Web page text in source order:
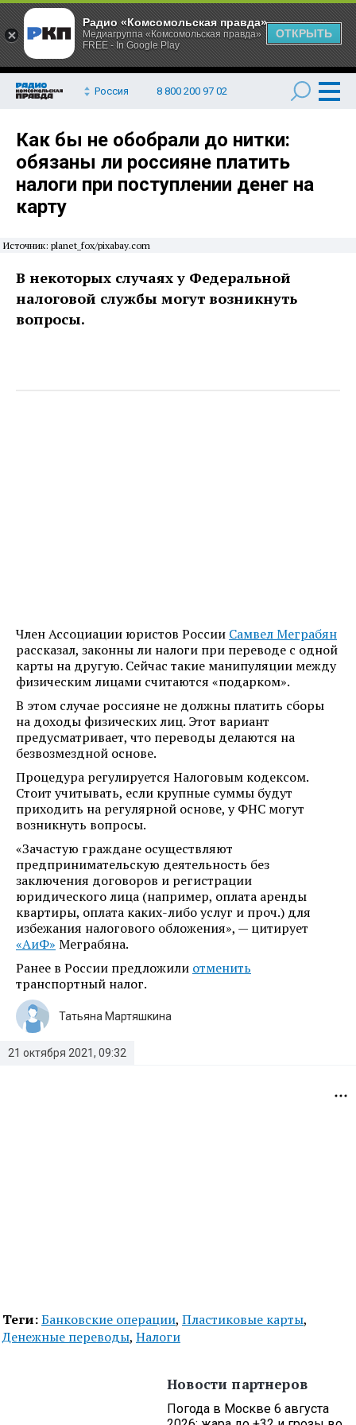
Россия 8 800 200 97 02
Как бы не обобрали до нитки:
обязаны ли россияне платить
налоги при поступлении денег на
карту
Источник: planet_fox/pixabay.com
В некоторых случаях у Федеральной
налоговой службы могут возникнуть
вопросы.
Член Ассоциации юристов России Самвел Меграбян
рассказал, законны ли налоги при переводе с одной
карты на другую. Сейчас такие манипуляции между
физическим лицами считаются «подарком».
В этом случае россияне не должны платить сборы
на доходы физических лиц. Этот вариант
предусматривает, что переводы делаются на
безвозмездной основе.
Процедура регулируется Налоговым кодексом.
Стоит учитывать, если крупные суммы будут
приходить на регулярной основе, у ФНС могут
возникнуть вопросы.
«Зачастую граждане осуществляют
предпринимательскую деятельность без
заключения договоров и регистрации
юридического лица (например, оплата аренды
квартиры, оплата каких-либо услуг и проч.) для
избежания налогового обложения», — цитирует
«АиФ» Меграбяна.
Ранее в России предложили отменить
транспортный налог.
21 октября 2021, 09:32
Татьяна Мартяшкина
Теги:Банковские операции, Пластиковые карты,
Денежные переводы, Налоги
Новости партнеров
Погода в Москве 6 августа
Радио «Комсомольская правда»
Медиагруппа «Комсомольская правда»
FREE - In Google Play
ОТКРЫТЬ